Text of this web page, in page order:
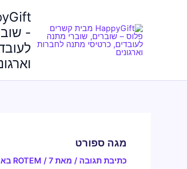
-
מגה ספורט
כתיבת תגובה / מאת ROTEM / 7 באוקטובר 2024